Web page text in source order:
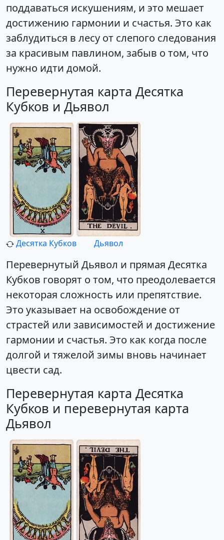
поддаваться искушениям, и это мешает
достижению гармонии и счастья. Это как
заблудиться в лесу от слепого следования
за красивым павлином, забыв о том, что
нужно идти домой.
Перевернутая карта Десятка
Кубков и Дьявол
Десятка Кубков Дьявол
Перевернутый Дьявол и прямая Десятка
Кубков говорят о том, что преодолевается
некоторая сложность или препятствие.
Это указывает на освобождение от
страстей или зависимостей и достижение
гармонии и счастья. Это как когда после
долгой и тяжелой зимы вновь начинает
цвести сад.
Перевернутая карта Десятка
Кубков и перевернутая карта
Дьявол